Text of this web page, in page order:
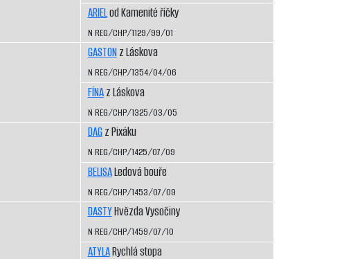
ARIELod Kamenité říčky
N REG/CHP/1129/99/01
GASTONz Láskova
N REG/CHP/1354/04/06
FÍNAz Láskova
N REG/CHP/1325/03/05
DAGz Pixáku
N REG/CHP/1425/07/09
BELISALedová bouře
N REG/CHP/1453/07/09
DASTYHvězda Vysočiny
N REG/CHP/1459/07/10
ATYLARychlá stopa